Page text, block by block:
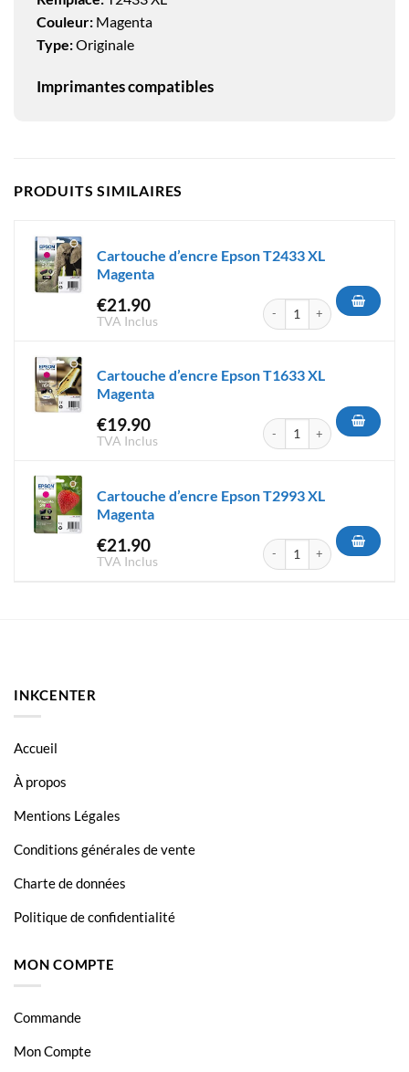
Couleur: Magenta
Type:Originale
Imprimantes compatibles
PRODUITS SIMILAIRES
Cartouche d’encre Epson T2433 XL
Magenta
€21.90
TVA Inclus
quantité de Cartouche
Cartouche d’encre Epson T1633 XL
Magenta
€19.90
TVA Inclus
quantité de Cartouche
Cartouche d’encre Epson T2993 XL
Magenta
€21.90
TVA Inclus
quantité de Cartouche
INKCENTER
Accueil
À propos
Mentions Légales
Conditions générales de vente
Charte de données
Politique de confidentialité
MON COMPTE
Commande
Mon Compte